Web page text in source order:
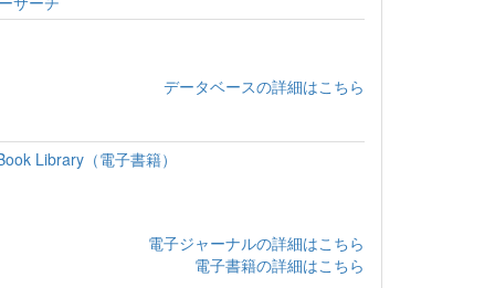
データベースの詳細はこちら
Library（電子書籍）
電子ジャーナルの詳細はこちら
電子書籍の詳細はこちら